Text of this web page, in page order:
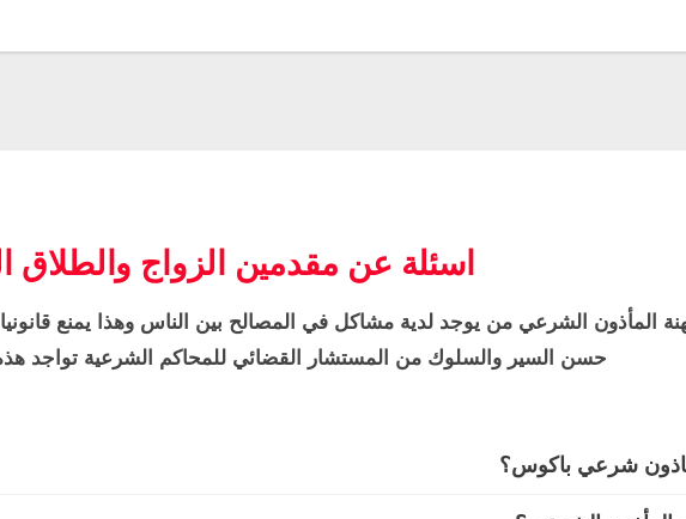
اسئلة عن مقدمين الزواج والطلاق
المأذون الشرعي من يوجد لدية مشاكل في المصالح بين الناس وهذا يمنع
حسن السير والسلوك من المستشار القضائي للمحاكم الشرعية تواجد
شرعي باكوس؟